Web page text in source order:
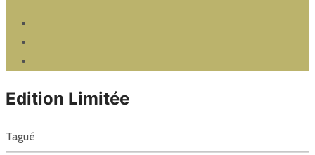
Edition Limitée
Tagué